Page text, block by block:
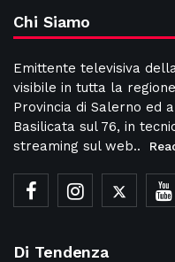
Chi Siamo
Emittente televisiva
visibile in tutta la
Provincia di Salerno ed
Basilicata sul 76, in
streaming sul web..
Di Tendenza